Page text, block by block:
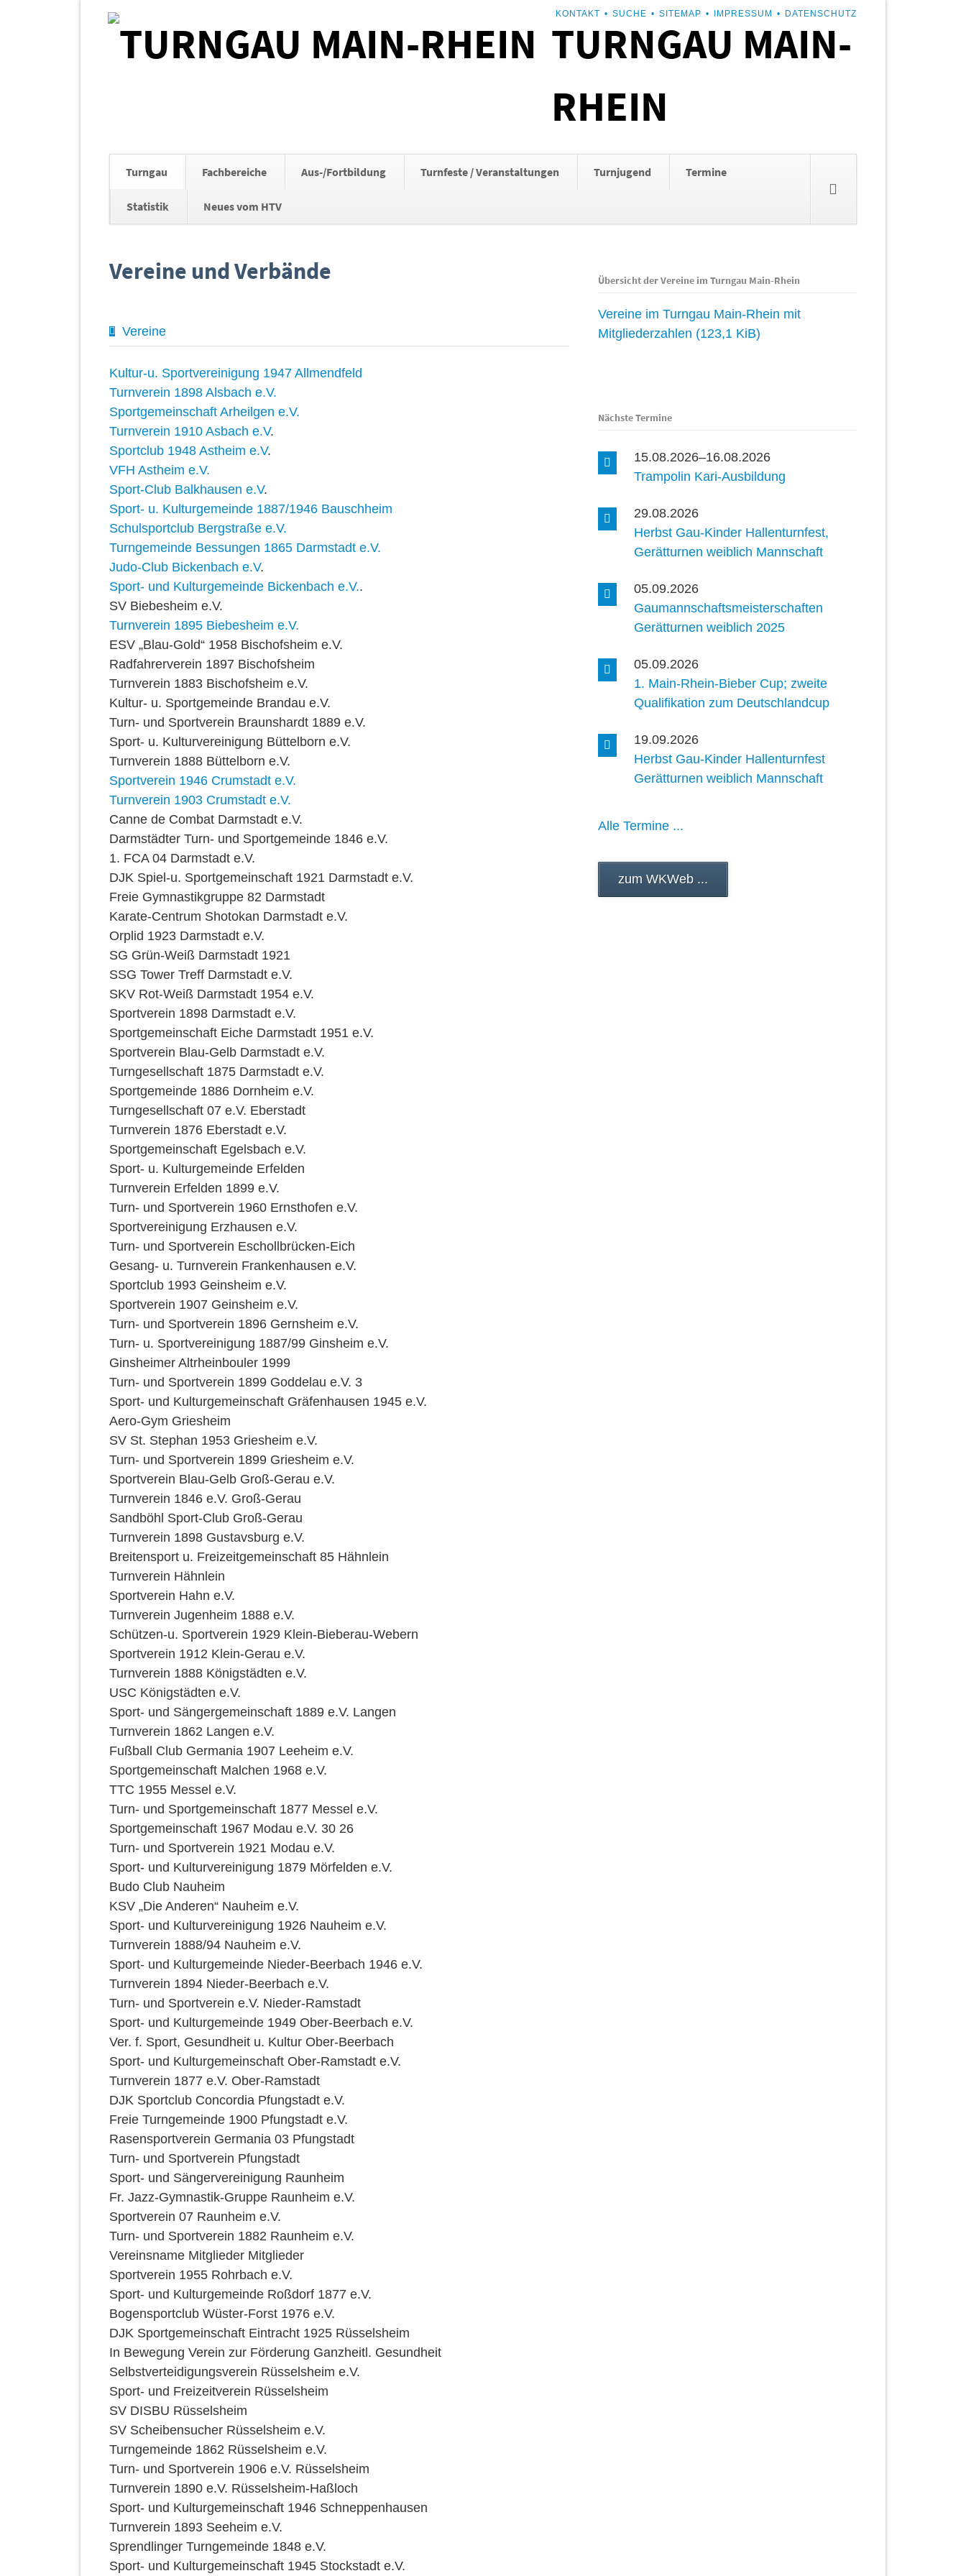
TURNGAU MAIN-
RHEIN
NAVIGATION
KONTAKT SUCHE SITEMAP IMPRESSUM DATENSCHUTZ
überspringen
Turngau Fachbereiche Aus-/Fortbildung Turnfeste / Veranstaltungen Turnjugend Termine
Statistik
Neues vom HTV
Vereine und Verbände
Vereine
Kultur-u. Sportvereinigung 1947 Allmendfeld
Turnverein 1898 Alsbach e.V.
Sportgemeinschaft Arheilgen e.V.
Turnverein 1910 Asbach e.V.
Sportclub 1948 Astheim e.V.
VFH Astheim e.V.
Sport-Club Balkhausen e.V.
Sport- u. Kulturgemeinde 1887/1946 Bauschheim
Schulsportclub Bergstraße e.V.
Turngemeinde Bessungen 1865 Darmstadt e.V.
Judo-Club Bickenbach e.V.
Sport- und Kulturgemeinde Bickenbach e.V..
SV Biebesheim e.V.
Turnverein 1895 Biebesheim e.V.
ESV „Blau-Gold“ 1958 Bischofsheim e.V.
Radfahrerverein 1897 Bischofsheim
Turnverein 1883 Bischofsheim e.V.
Kultur- u. Sportgemeinde Brandau e.V.
Turn- und Sportverein Braunshardt 1889 e.V.
Sport- u. Kulturvereinigung Büttelborn e.V.
Turnverein 1888 Büttelborn e.V.
Sportverein 1946 Crumstadt e.V.
Turnverein 1903 Crumstadt e.V.
Canne de Combat Darmstadt e.V.
Darmstädter Turn- und Sportgemeinde 1846 e.V.
1. FCA 04 Darmstadt e.V.
DJK Spiel-u. Sportgemeinschaft 1921 Darmstadt e.V.
Freie Gymnastikgruppe 82 Darmstadt
Karate-Centrum Shotokan Darmstadt e.V.
Orplid 1923 Darmstadt e.V.
SG Grün-Weiß Darmstadt 1921
SSG Tower Treff Darmstadt e.V.
SKV Rot-Weiß Darmstadt 1954 e.V.
Sportverein 1898 Darmstadt e.V.
Sportgemeinschaft Eiche Darmstadt 1951 e.V.
Sportverein Blau-Gelb Darmstadt e.V.
Turngesellschaft 1875 Darmstadt e.V.
Sportgemeinde 1886 Dornheim e.V.
Turngesellschaft 07 e.V. Eberstadt
Turnverein 1876 Eberstadt e.V.
Sportgemeinschaft Egelsbach e.V.
Sport- u. Kulturgemeinde Erfelden
Turnverein Erfelden 1899 e.V.
Turn- und Sportverein 1960 Ernsthofen e.V.
Sportvereinigung Erzhausen e.V.
Turn- und Sportverein Eschollbrücken-Eich
Gesang- u. Turnverein Frankenhausen e.V.
Sportclub 1993 Geinsheim e.V.
Sportverein 1907 Geinsheim e.V.
Turn- und Sportverein 1896 Gernsheim e.V.
Turn- u. Sportvereinigung 1887/99 Ginsheim e.V.
Ginsheimer Altrheinbouler 1999
Turn- und Sportverein 1899 Goddelau e.V. 3
Sport- und Kulturgemeinschaft Gräfenhausen 1945 e.V.
Aero-Gym Griesheim
SV St. Stephan 1953 Griesheim e.V.
Turn- und Sportverein 1899 Griesheim e.V.
Sportverein Blau-Gelb Groß-Gerau e.V.
Turnverein 1846 e.V. Groß-Gerau
Sandböhl Sport-Club Groß-Gerau
Turnverein 1898 Gustavsburg e.V.
Breitensport u. Freizeitgemeinschaft 85 Hähnlein
Turnverein Hähnlein
Sportverein Hahn e.V.
Turnverein Jugenheim 1888 e.V.
Schützen-u. Sportverein 1929 Klein-Bieberau-Webern
Sportverein 1912 Klein-Gerau e.V.
Turnverein 1888 Königstädten e.V.
USC Königstädten e.V.
Sport- und Sängergemeinschaft 1889 e.V. Langen
Turnverein 1862 Langen e.V.
Fußball Club Germania 1907 Leeheim e.V.
Sportgemeinschaft Malchen 1968 e.V.
TTC 1955 Messel e.V.
Turn- und Sportgemeinschaft 1877 Messel e.V.
Sportgemeinschaft 1967 Modau e.V. 30 26
Turn- und Sportverein 1921 Modau e.V.
Sport- und Kulturvereinigung 1879 Mörfelden e.V.
Budo Club Nauheim
KSV „Die Anderen“ Nauheim e.V.
Sport- und Kulturvereinigung 1926 Nauheim e.V.
Turnverein 1888/94 Nauheim e.V.
Sport- und Kulturgemeinde Nieder-Beerbach 1946 e.V.
Turnverein 1894 Nieder-Beerbach e.V.
Turn- und Sportverein e.V. Nieder-Ramstadt
Sport- und Kulturgemeinde 1949 Ober-Beerbach e.V.
Ver. f. Sport, Gesundheit u. Kultur Ober-Beerbach
Sport- und Kulturgemeinschaft Ober-Ramstadt e.V.
Turnverein 1877 e.V. Ober-Ramstadt
DJK Sportclub Concordia Pfungstadt e.V.
Freie Turngemeinde 1900 Pfungstadt e.V.
Rasensportverein Germania 03 Pfungstadt
Turn- und Sportverein Pfungstadt
Sport- und Sängervereinigung Raunheim
Fr. Jazz-Gymnastik-Gruppe Raunheim e.V.
Sportverein 07 Raunheim e.V.
Turn- und Sportverein 1882 Raunheim e.V.
Vereinsname Mitglieder Mitglieder
Sportverein 1955 Rohrbach e.V.
Sport- und Kulturgemeinde Roßdorf 1877 e.V.
Bogensportclub Wüster-Forst 1976 e.V.
DJK Sportgemeinschaft Eintracht 1925 Rüsselsheim
In Bewegung Verein zur Förderung Ganzheitl. Gesundheit
Selbstverteidigungsverein Rüsselsheim e.V.
Sport- und Freizeitverein Rüsselsheim
SV DISBU Rüsselsheim
SV Scheibensucher Rüsselsheim e.V.
Turngemeinde 1862 Rüsselsheim e.V.
Turn- und Sportverein 1906 e.V. Rüsselsheim
Turnverein 1890 e.V. Rüsselsheim-Haßloch
Sport- und Kulturgemeinschaft 1946 Schneppenhausen
Turnverein 1893 Seeheim e.V.
Sprendlinger Turngemeinde 1848 e.V.
Sport- und Kulturgemeinschaft 1945 Stockstadt e.V.
Übersicht der Vereine im Turngau Main-Rhein
Vereine im Turngau Main-Rhein mit
Mitgliederzahlen (123,1 KiB)
Nächste Termine
15.08.2026–16.08.2026
Trampolin Kari-Ausbildung
29.08.2026
Herbst Gau-Kinder Hallenturnfest,
Gerätturnen weiblich Mannschaft
05.09.2026
Gaumannschaftsmeisterschaften
Gerätturnen weiblich 2025
05.09.2026
1. Main-Rhein-Bieber Cup; zweite
Qualifikation zum Deutschlandcup
19.09.2026
Herbst Gau-Kinder Hallenturnfest
Gerätturnen weiblich Mannschaft
Alle Termine ...
zum WKWeb ...